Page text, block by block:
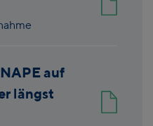
auf
längst